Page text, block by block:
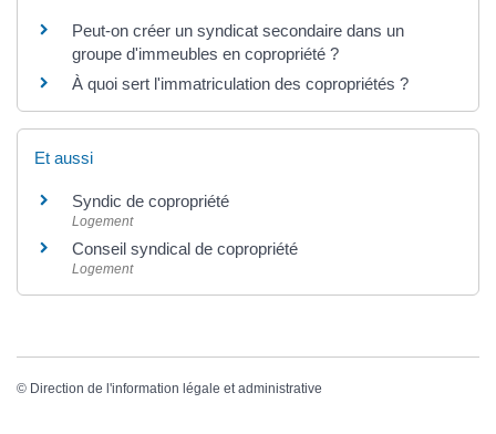
Peut-on créer un syndicat secondaire dans un
groupe d'immeubles en copropriété ?
À quoi sert l'immatriculation des copropriétés ?
Et aussi
Syndic de copropriété
Logement
Conseil syndical de copropriété
Logement
© Direction de l'information légale et administrative